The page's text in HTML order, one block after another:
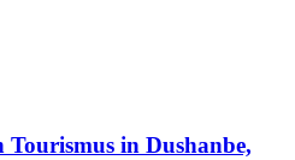
in Dushanbe,